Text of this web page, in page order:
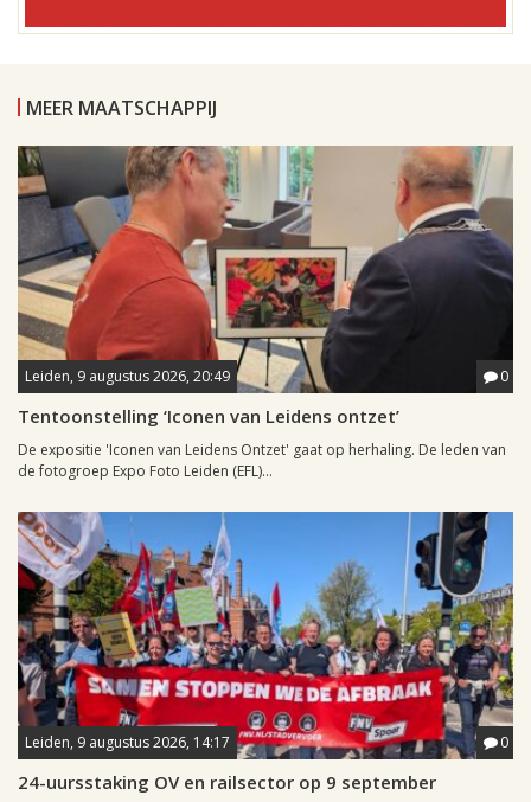
MEER MAATSCHAPPIJ
Leiden, 9 augustus 2026, 20:49 0
Tentoonstelling ‘Iconen van Leidens ontzet’
De expositie 'Iconen van Leidens Ontzet' gaat op herhaling. De leden van
de fotogroep Expo Foto Leiden (EFL)...
Leiden, 9 augustus 2026, 14:17 0
24-uursstaking OV en railsector op 9 september